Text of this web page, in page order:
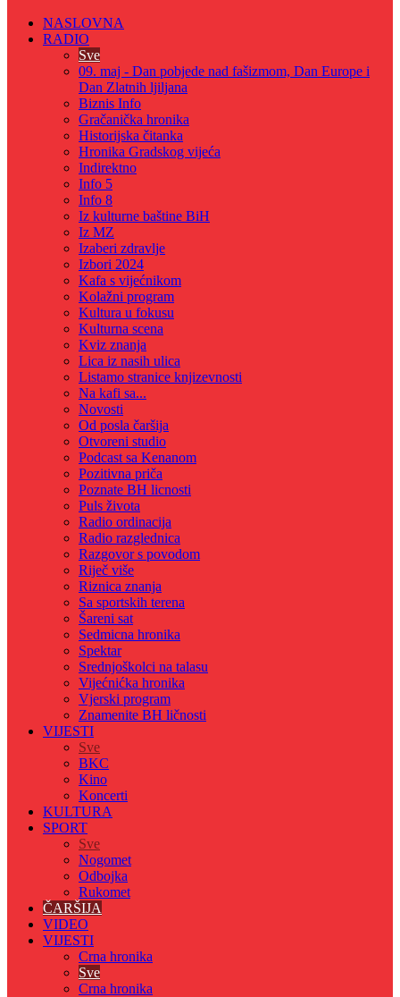
NASLOVNA
RADIO
Sve
09. maj - Dan pobjede nad fašizmom, Dan Europe i
Dan Zlatnih ljiljana
Biznis Info
Gračanička hronika
Historijska čitanka
Hronika Gradskog vijeća
Indirektno
Info 5
Info 8
Iz kulturne baštine BiH
Iz MZ
Izaberi zdravlje
Izbori 2024
Kafa s vijećnikom
Kolažni program
Kultura u fokusu
Kulturna scena
Kviz znanja
Lica iz nasih ulica
Listamo stranice knjizevnosti
Na kafi sa...
Novosti
Od posla čaršija
Otvoreni studio
Podcast sa Kenanom
Pozitivna priča
Poznate BH licnosti
Puls života
Radio ordinacija
Radio razglednica
Razgovor s povodom
Riječ više
Riznica znanja
Sa sportskih terena
Šareni sat
Sedmicna hronika
Spektar
Srednjoškolci na talasu
Vijećnićka hronika
Vjerski program
Znamenite BH ličnosti
VIJESTI
Sve
BKC
Kino
Koncerti
KULTURA
SPORT
Sve
Nogomet
Odbojka
Rukomet
ČARŠIJA
VIDEO
VIJESTI
Crna hronika
Sve
Crna hronika